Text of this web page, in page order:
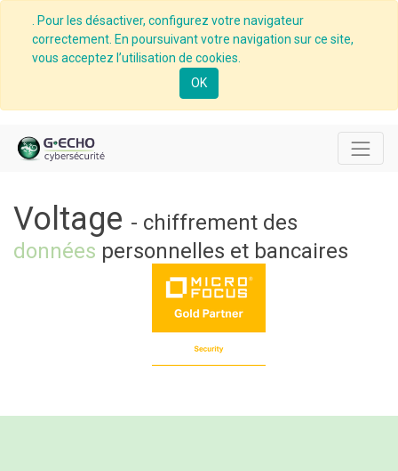
. Pour les désactiver, configurez votre navigateur
correctement. En poursuivant votre navigation sur ce site,
vous acceptez l’utilisation de cookies.
OK
Voltage - chiffrement des
données personnelles et bancaires